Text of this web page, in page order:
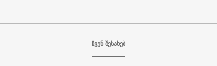
ჩვენ შესახებ